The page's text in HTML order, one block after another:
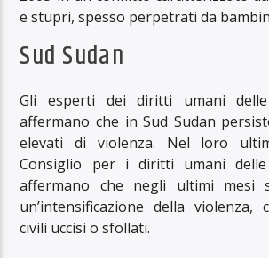
e stupri, spesso perpetrati da
Sud Sudan
Gli esperti dei diritti umani
affermano che in Sud Sudan
elevati di violenza. Nel loro
Consiglio per i diritti umani
affermano che negli ultimi mesi
un’intensificazione della violenza,
civili uccisi o sfollati.